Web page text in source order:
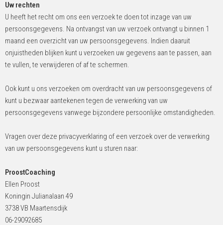
Uw rechten
U heeft het recht om ons een verzoek te doen tot inzage van uw
persoonsgegevens. Na ontvangst van uw verzoek ontvangt u binnen 1
maand een overzicht van uw persoonsgegevens. Indien daaruit
onjuistheden blijken kunt u verzoeken uw gegevens aan te passen, aan
te vullen, te verwijderen of af te schermen.
Ook kunt u ons verzoeken om overdracht van uw persoonsgegevens of
kunt u bezwaar aantekenen tegen de verwerking van uw
persoonsgegevens vanwege bijzondere persoonlijke omstandigheden.
Vragen over deze privacyverklaring of een verzoek over de verwerking
van uw persoonsgegevens kunt u sturen naar:
ProostCoaching
Ellen Proost
Koningin Julianalaan 49
3738 VB Maartensdijk
06-29092685